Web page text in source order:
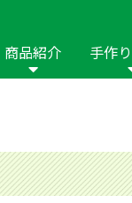
パッチワーク・
商品紹介
パッチワーク・キル
おなまえつけ
手作